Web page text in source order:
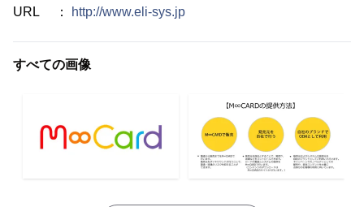
URL ：
http://www.eli-sys.jp
すべての画像